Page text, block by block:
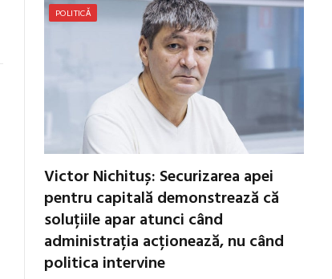
POLITICĂ
Victor Nichituș: Securizarea apei
pentru capitală demonstrează că
soluțiile apar atunci când
administrația acționează, nu când
politica intervine